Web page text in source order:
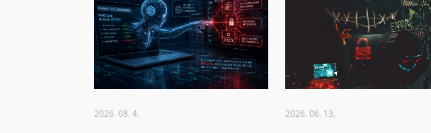
2026. 08. 4. 2026. 06. 13.